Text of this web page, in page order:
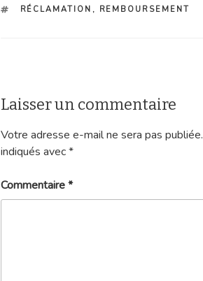
ÉTIQUETTES
RÉCLAMATION , REMBOURSEMENT
Laisser un commentaire
Votre adresse e-mail ne sera pas publiée.
indiqués avec*
Commentaire*